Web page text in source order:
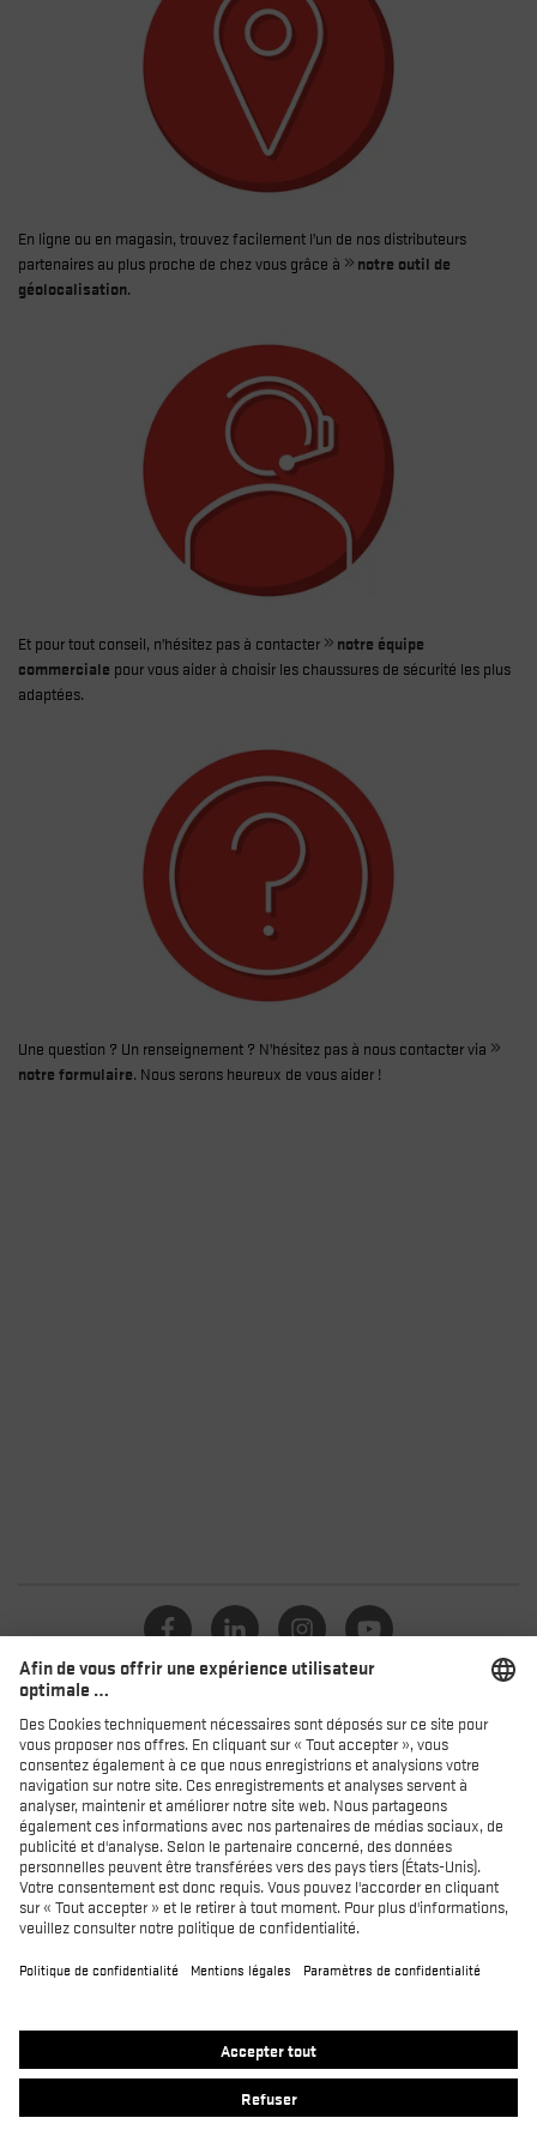
En ligne ou en magasin, trouvez facilement l’un de nos distributeurs
partenaires au plus proche de chez vous grâce à
notre outil de
géolocalisation.
Et pour tout conseil, n’hésitez pas à contacter
notre équipe
commerciale pour vous aider à choisir les chaussures de sécurité les plus
adaptées.
Une question ? Un renseignement ? N’hésitez pas à nous contacter via
notre formulaire. Nous serons heureux de vous aider !
Catalogue
Distributeurs
Produits
MACSOLE SPORT
MACSOLE ADVENTURE 3.0